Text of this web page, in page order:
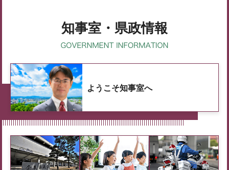
知事室・県政情報
ようこそ知事室へ